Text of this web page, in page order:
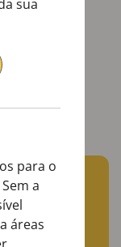
sua
para o
a
áreas